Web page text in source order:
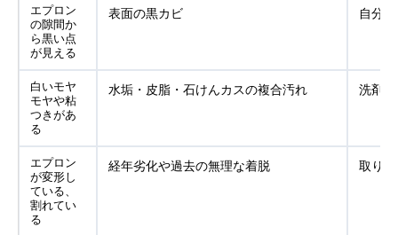
エプロン
の隙間か
ら黒い点
が見える
表面の黒カビ 自分
白いモヤ
モヤや粘
つきがあ
る
水垢・皮脂・石けんカスの複合汚れ 洗剤
エプロン
が変形し
ている、
割れてい
る
経年劣化や過去の無理な着脱 取り